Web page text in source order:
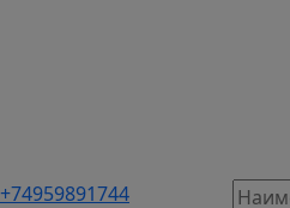
+74959891744
ТЕХЭКСПЕРТ российский